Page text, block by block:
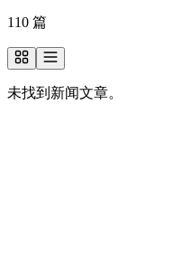
110 篇
未找到新闻文章。